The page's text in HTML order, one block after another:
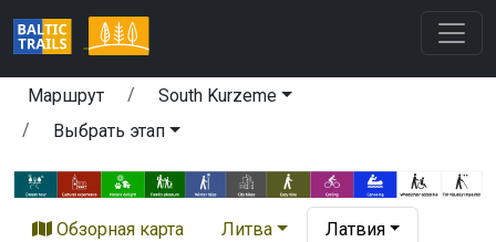
Маршрут
South Kurzeme
Выбрать этап
Обзорная карта Литва Латвия